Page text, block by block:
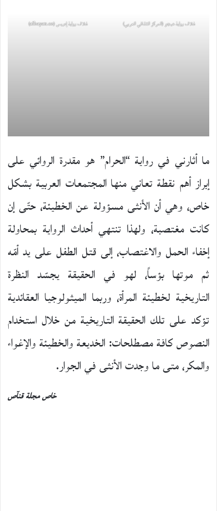
غلاف رواية هيجو (المركز الثقافي العربي) غلاف رواية إدريس (albayan.ae)
ما أثارني في رواية “الحرام” هو مقدرة الروائي على
إبراز أهم نقطة تعاني منها المجتمعات العربية بشكل
خاص، وهي أن الأنثى مسؤولة عن الخطيئة، حتّى إن
كانت مغتصبة، ولهذا تنتهي أحداث الرواية بمحاولة
إخفاء الحمل والاغتصاب، إلى قتل الطفل على يد أمّه
ثم موتها بؤساً، لهو في الحقيقة يجسّد النظرة
التاريخية لخطيئة المرأة، وربما الميثولوجيا العقائدية
تؤكد على تلك الحقيقة التاريخية من خلال استخدام
النصوص كافة مصطلحات: الخديعة والخطيئة والإغواء
والمكر، متى ما وجدت الأنثى في الجوار.
خاص مجلة قنآص